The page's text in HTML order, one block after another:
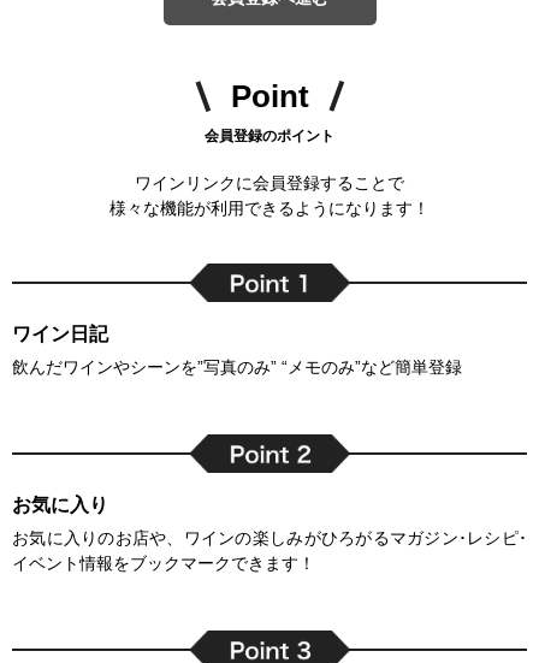
Point
会員登録のポイント
ワインリンクに会員登録することで
様々な機能が利用できるようになります！
ワイン日記
飲んだワインやシーンを”写真のみ” “メモのみ”など簡単登録
お気に入り
お気に入りのお店や、ワインの楽しみがひろがるマガジン･レシピ･
イベント情報をブックマークできます！